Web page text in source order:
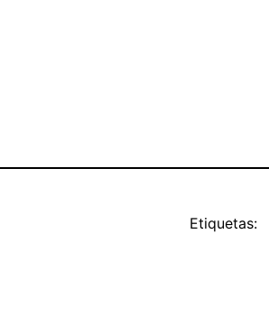
Etiquetas: